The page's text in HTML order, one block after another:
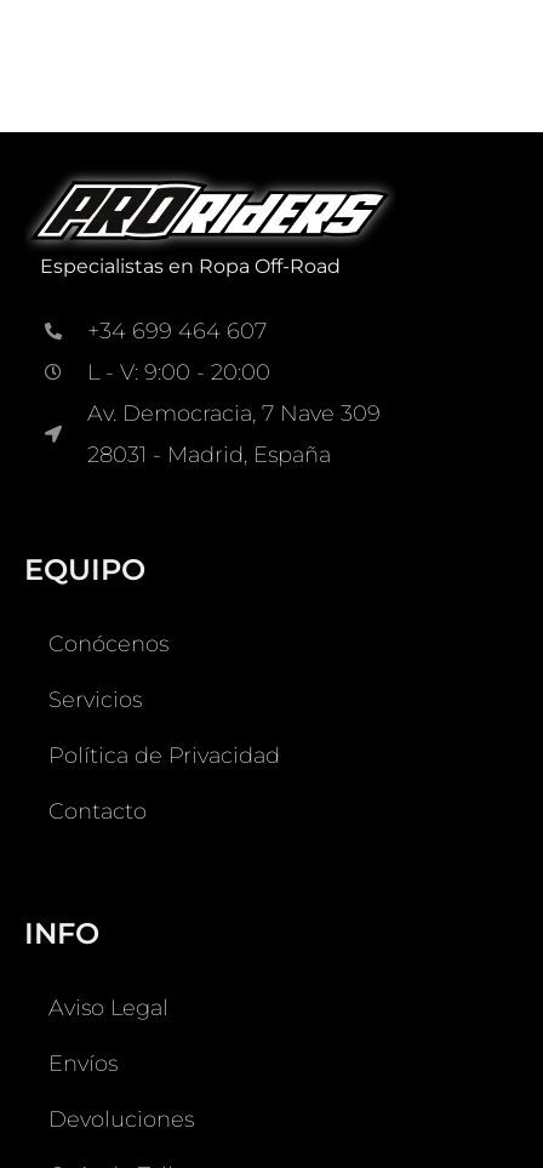
Especialistas en Ropa Off-Road
+34 699 464 607
L - V: 9:00 - 20:00
Av. Democracia, 7 Nave 309
28031 - Madrid, España
EQUIPO
Conócenos
Servicios
Política de Privacidad
Contacto
INFO
Aviso Legal
Envíos
Devoluciones